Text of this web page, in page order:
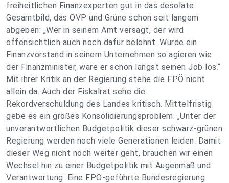
freiheitlichen Finanzexperten gut in das desolate
Gesamtbild, das ÖVP und Grüne schon seit langem
abgeben: „Wer in seinem Amt versagt, der wird
offensichtlich auch noch dafür belohnt. Würde ein
Finanzvorstand in seinem Unternehmen so agieren wie
der Finanzminister, wäre er schon längst seinen Job los.“
Mit ihrer Kritik an der Regierung stehe die FPÖ nicht
allein da. Auch der Fiskalrat sehe die
Rekordverschuldung des Landes kritisch. Mittelfristig
gebe es ein großes Konsolidierungsproblem. „Unter der
unverantwortlichen Budgetpolitik dieser schwarz-grünen
Regierung werden noch viele Generationen leiden. Damit
dieser Weg nicht noch weiter geht, brauchen wir einen
Wechsel hin zu einer Budgetpolitik mit Augenmaß und
Verantwortung. Eine FPÖ-geführte Bundesregierung